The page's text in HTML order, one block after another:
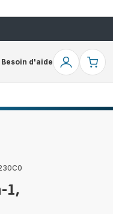
Besoin d'aide
Mon
1,